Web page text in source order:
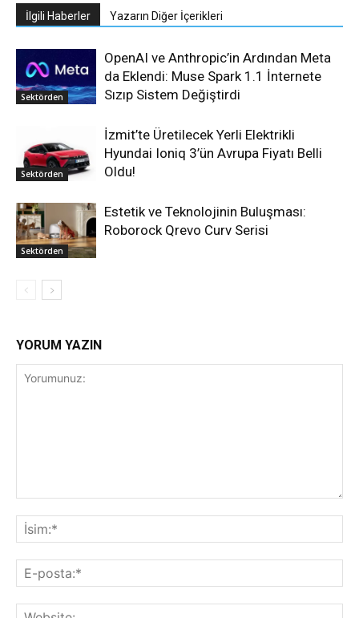
İlgili Haberler Yazarın Diğer İçerikleri
Sektörden
OpenAI ve Anthropic’in Ardından Meta
da Eklendi: Muse Spark 1.1 İnternete
Sızıp Sistem Değiştirdi
Sektörden
İzmit’te Üretilecek Yerli Elektrikli
Hyundai Ioniq 3’ün Avrupa Fiyatı Belli
Oldu!
Sektörden
Estetik ve Teknolojinin Buluşması:
Roborock Qrevo Curv Serisi
YORUM YAZIN